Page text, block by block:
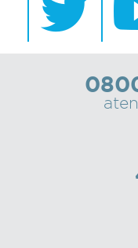
Recorrido
colectivos
Recarga